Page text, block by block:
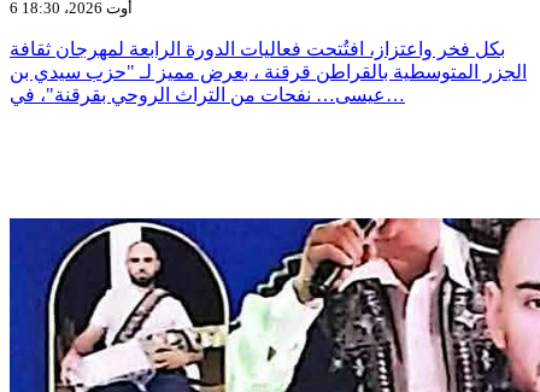
6 أوت 2026، 18:30
بكل فخر واعتزاز، افتُتحت فعاليات الدورة الرابعة لمهرجان ثقافة
الجزر المتوسطية بالقراطن قرقنة ، بعرض مميز لـ "حزب سيدي بن
عيسى… نفحات من التراث الروحي بقرقنة"، في…